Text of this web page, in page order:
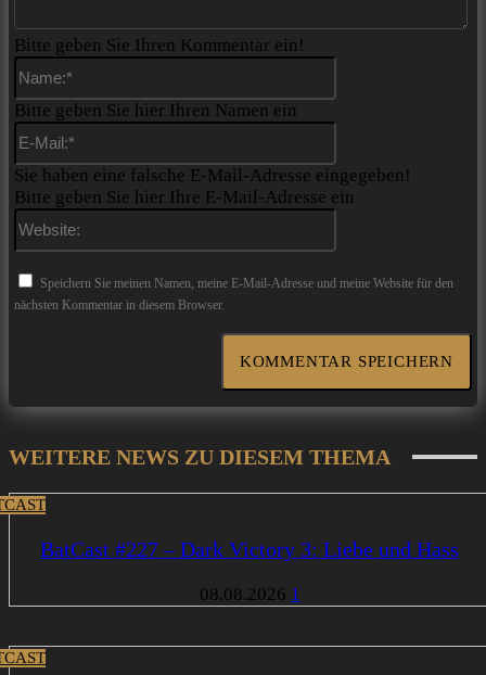
Bitte geben Sie Ihren Kommentar ein!
Bitte geben Sie hier Ihren Namen ein
Sie haben eine falsche E-Mail-Adresse eingegeben!
Bitte geben Sie hier Ihre E-Mail-Adresse ein
Speichern Sie meinen Namen, meine E-Mail-Adresse und meine Website für den
nächsten Kommentar in diesem Browser.
WEITERE NEWS ZU DIESEM THEMA
BatCast #227 – Dark Victory 3: Liebe und Hass
08.08.2026 1